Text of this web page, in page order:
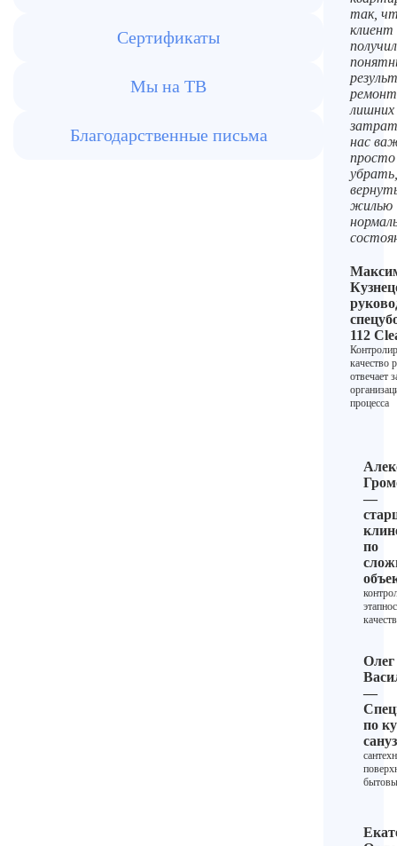
Сертификаты
Мы на ТВ
Благодарственные письма
так,
клиент
получил
лишних
нас
просто
жилью
112
качество
отвечает
процесса
—
по
Олег
—
по